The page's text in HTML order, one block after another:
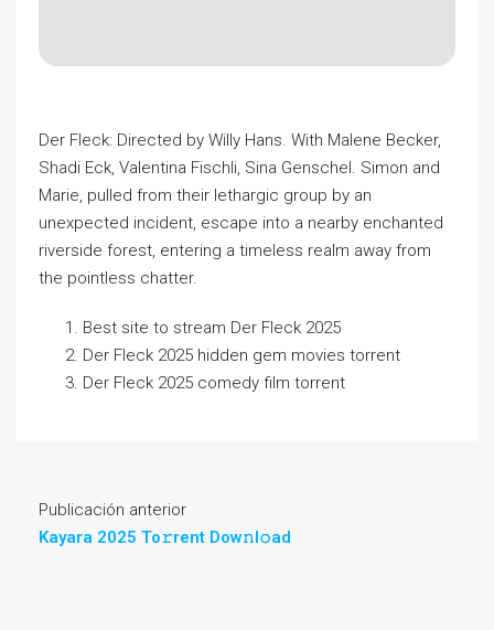
Der Fleck: Directed by Willy Hans. With Malene Becker,
Shadi Eck, Valentina Fischli, Sina Genschel. Simon and
Marie, pulled from their lethargic group by an
unexpected incident, escape into a nearby enchanted
riverside forest, entering a timeless realm away from
the pointless chatter.
Best site to stream Der Fleck 2025
Der Fleck 2025 hidden gem movies torrent
Der Fleck 2025 comedy film torrent
Publicación anterior
Kayara 2025 To𝚛rent Dow𝚗l𝚘ad